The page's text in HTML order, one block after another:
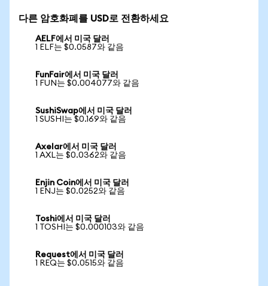
다른 암호화폐를 USD로 전환하세요
AELF에서 미국 달러
1 ELF는 $0.0587와 같음
FunFair에서 미국 달러
1 FUN는 $0.004077와 같음
SushiSwap에서 미국 달러
1 SUSHI는 $0.169와 같음
Axelar에서 미국 달러
1 AXL는 $0.0362와 같음
Enjin Coin에서 미국 달러
1 ENJ는 $0.0252와 같음
Toshi에서 미국 달러
1 TOSHI는 $0.000103와 같음
Request에서 미국 달러
1 REQ는 $0.0515와 같음